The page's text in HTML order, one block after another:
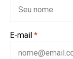
E-mail *